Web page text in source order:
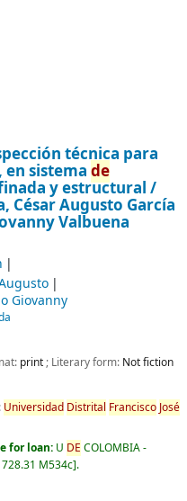
técnica para
en sistema de
y estructural /
César Augusto García
Valbuena
Giovanny
print; Literary form: Not fiction
Universidad Distrital Francisco José
for loan: U DE COLOMBIA -
728.31 M534c .